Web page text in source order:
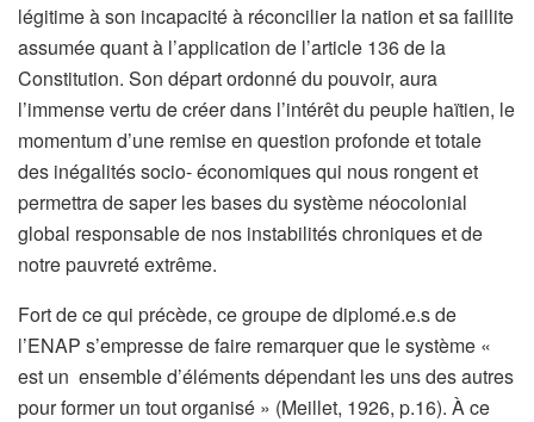
légitime à son incapacité à réconcilier la nation et sa faillite
assumée quant à l’application de l’article 136 de la
Constitution. Son départ ordonné du pouvoir, aura
l’immense vertu de créer dans l’intérêt du peuple haïtien, le
momentum d’une remise en question profonde et totale
des inégalités socio- économiques qui nous rongent et
permettra de saper les bases du système néocolonial
global responsable de nos instabilités chroniques et de
notre pauvreté extrême.
Fort de ce qui précède, ce groupe de diplomé.e.s de
l’ENAP s’empresse de faire remarquer que le système «
est un ensemble d’éléments dépendant les uns des autres
pour former un tout organisé » (Meillet, 1926, p.16). À ce